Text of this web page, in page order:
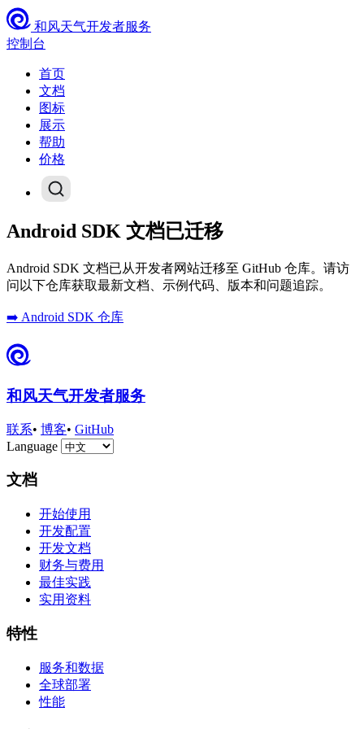
和风天气开发者服务
控制台
首页
文档
图标
展示
帮助
价格
Android SDK 文档已迁移
Android SDK 文档已从开发者网站迁移至 GitHub 仓库。请访
问以下仓库获取最新文档、示例代码、版本和问题追踪。
➡️ Android SDK 仓库
和风天气开发者服务
联系• 博客• GitHub
Language
文档
开始使用
开发配置
开发文档
财务与费用
最佳实践
实用资料
特性
服务和数据
全球部署
性能